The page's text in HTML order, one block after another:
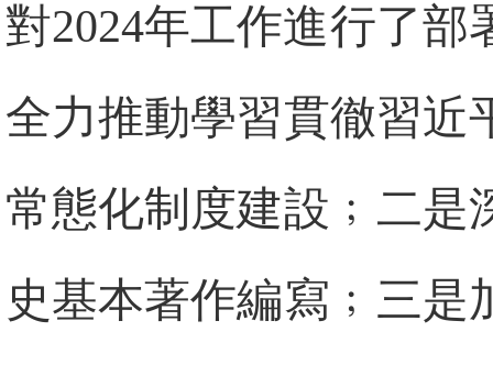
對2024年工作進行了
全力推動學習貫徹習近
常態化制度建設﹔二是
史基本著作編寫﹔三是